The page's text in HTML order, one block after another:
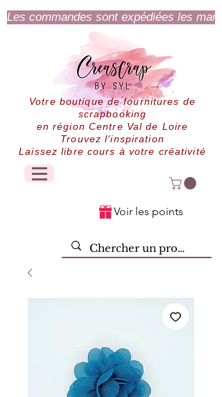
Les commandes sont expédiées les
Votre boutique de fournitures de
scrapbooking
en région Centre Val de Loire
Trouvez l'inspiration
Laissez libre cours à votre créativité
Voir les points